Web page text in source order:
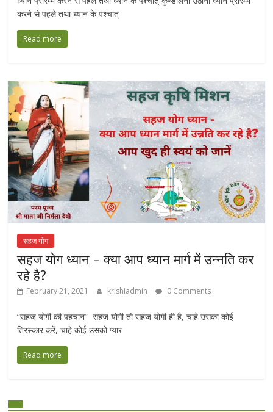
करने से पहले तथा ध्यान के पश्चात्‌
Read more
सहज योग
सहज योग ध्यान – क्या आप ध्यान मार्ग में उन्नति कर
रहे है?
February 21, 2021 krishiadmin 0 Comments
“सहज योगी की पहचान” सहज योगी तो सहज योगी ही है, चाहे उसका कोई
तिरस्कार करें, चाहे कोई उसको प्यार
Read more